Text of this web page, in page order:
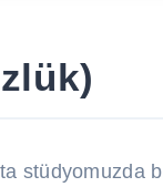
stüdyomuzda